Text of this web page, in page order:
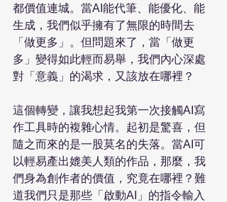
都價值連城。當AI能代筆、能優化、能
生成，我們似乎擁有了無限的時間去
「做更多」。但問題來了，當「做更
多」變得如此輕而易舉，我們內心深處
對「意義」的渴求，又該放在哪裡？
這個轉變，讓我想起我第一次接觸AI寫
作工具時的複雜心情。起初是驚喜，但
隨之而來的是一股莫名的失落。當AI可
以輕易產出媲美人類的作品，那麼，我
們身為創作者的價值，究竟在哪裡？難
道我們只是那些「啟動AI」的指令輸入